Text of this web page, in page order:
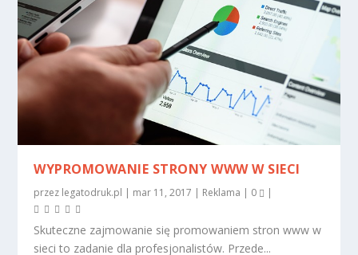
WYPROMOWANIE STRONY WWW W SIECI
przez legatodruk.pl | mar 11, 2017 | Reklama | 0 |
Skuteczne zajmowanie się promowaniem stron www w
sieci to zadanie dla profesjonalistów. Przede...